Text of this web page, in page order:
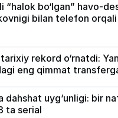
“halok bo‘lgan” havo-
bilan telefon orqali
rekord o‘rnatdi:
eng qimmat
uyg‘unligi: bir
ta serial